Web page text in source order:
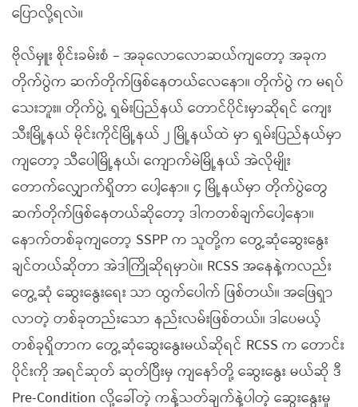
ပြောလို့ရလဲ။
ဗိုလ်မှူး စိုင်းခမ်းစံ – အခုလောလောဆယ်ကျတော့ အခုက
တိုက်ပွဲက ဆက်တိုက်ဖြစ်နေတယ်လေနော။ တိုက်ပွဲ က မရပ်
သေးဘူး။ တိုက်ပွဲ့ ရှမ်းပြည်နယ် တောင်ပိုင်းမှာဆိုရင် ကျေး
သီးမြို့နယ် မိုင်းကိုင်မြို့နယ် ၂ မြို့နယ်ထဲ မှာ ရှမ်းပြည်နယ်မှာ
ကျတော့ သီပေါမြို့နယ်၊ ကျောက်မဲမြို့နယ် အဲလိုမျိုး
တောက်လျှောက်ရှိတာ ပေါ့နော။ ၄ မြို့နယ်မှာ တိုက်ပွဲတွေ
ဆက်တိုက်ဖြစ်နေတယ်ဆိုတော့ ဒါကတစ်ချက်ပေါ့နော။
နောက်တစ်ခုကျတော့ SSPP က သူတို့က တွေ့ဆုံဆွေးနွေး
ချင်တယ်ဆိုတာ အဲဒါကြိုဆိုရမှာပဲ။ RCSS အနေနဲ့ကလည်း
တွေ့ဆုံ ဆွေးနွေးရေး သာ ထွက်ပေါက် ဖြစ်တယ်။ အဖြေရှာ
လာတဲ့ တစ်ခုတည်းသော နည်းလမ်းဖြစ်တယ်။ ဒါပေမယ့်
တစ်ခုရှိတာက တွေ့ဆုံဆွေးနွေးမယ်ဆိုရင် RCSS က တောင်း
ပိုင်းကို အရင်ဆုတ် ဆုတ်ပြီးမှ ကျနော်တို့ ဆွေးနွေး မယ်ဆို ဒီ
Pre-Condition လို့ခေါ်တဲ့ ကန့်သတ်ချက်နဲ့ပါတဲ့ ဆွေးနွေးမှု